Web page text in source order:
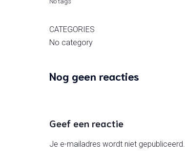
CATEGORIES
No category
Nog geen reacties
Geef een reactie
Je e-mailadres wordt niet gepubliceerd.